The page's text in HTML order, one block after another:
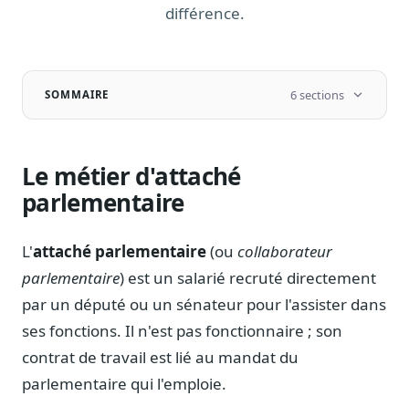
Exports & livrables
Fiches parlementaires
Parcours, mandats, prises de position
Registre HATVP
Affaires publiques
Cabinets, DRI, consultants en lobbying
Affaires réglementaires
JO, décrets, conseil des ministres, AAI
Fédérations & plaidoyer
ONG, syndicats, ordres, associations
différence.
SOMMAIRE 6 sections
Le métier d'attaché
parlementaire
L'attaché parlementaire(ou collaborateur
parlementaire) est un salarié recruté directement
par un député ou un sénateur pour l'assister dans
ses fonctions. Il n'est pas fonctionnaire ; son
contrat de travail est lié au mandat du
parlementaire qui l'emploie.